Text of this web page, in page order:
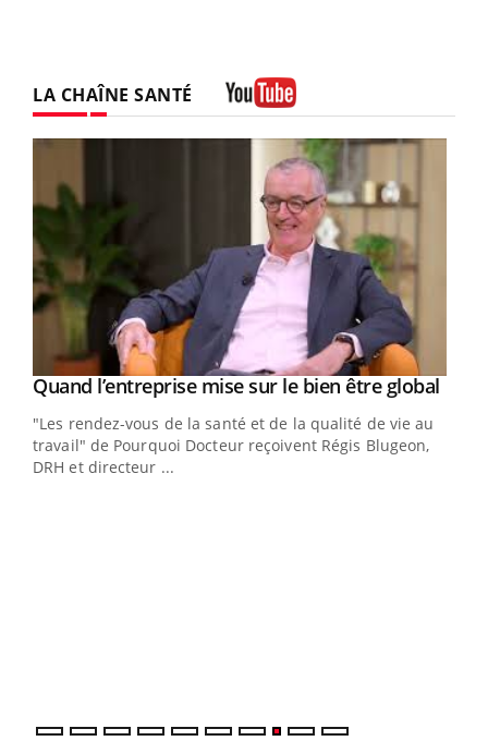
LA CHAÎNE SANTÉ
Youtube
Quand l’entreprise mise sur le bien être global
"Les rendez-vous de la santé et de la qualité de vie au
travail" de Pourquoi Docteur reçoivent Régis Blugeon,
DRH et directeur ...